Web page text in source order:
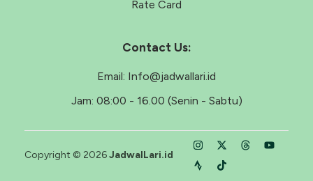
Rate Card
Contact Us:
Email: Info@jadwallari.id
Jam: 08:00 - 16.00 (Senin - Sabtu)
Copyright © 2026JadwalLari.id